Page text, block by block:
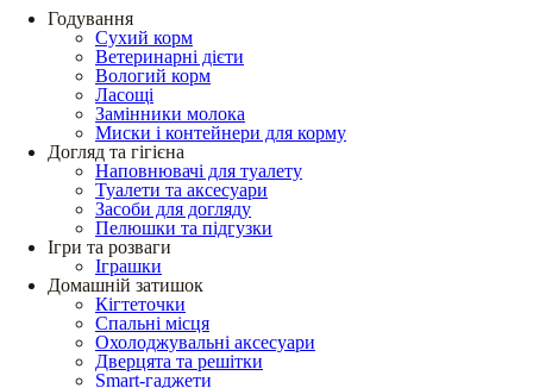
Годування
Сухий корм
Ветеринарні дієти
Вологий корм
Ласощі
Замінники молока
Миски і контейнери для корму
Догляд та гігієна
Наповнювачі для туалету
Туалети та аксесуари
Засоби для догляду
Пелюшки та підгузки
Ігри та розваги
Іграшки
Домашній затишок
Кігтеточки
Спальні місця
Охолоджувальні аксесуари
Дверцята та решітки
Smart-гаджети